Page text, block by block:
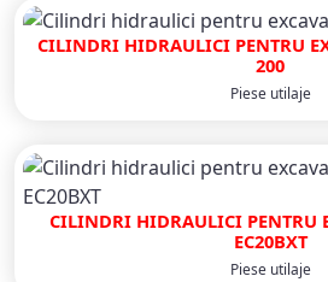
CILINDRI HIDRAULICI PENTRU
200
Piese utilaje
CILINDRI HIDRAULICI PENTRU
EC20BXT
Piese utilaje